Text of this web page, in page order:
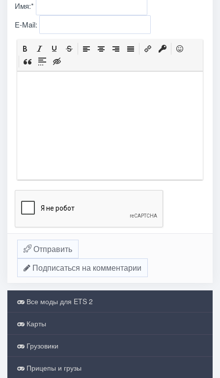
Имя:*
E-Mail:
Отправить
Подписаться на комментарии
Все моды для ETS 2
Карты
Грузовики
Прицепы и грузы